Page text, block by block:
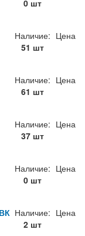
0 шт
Наличие:
51 шт
Цена
Наличие:
61 шт
Цена
Наличие:
37 шт
Цена
Наличие:
0 шт
Цена
Наличие:
2 шт
Цена